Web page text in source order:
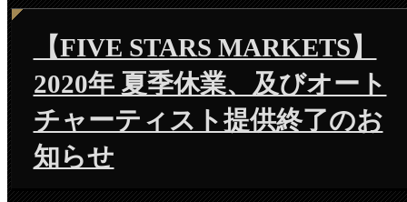
【FIVE STARS MARKETS】
2020年 夏季休業、及びオート
チャーティスト提供終了のお
知らせ